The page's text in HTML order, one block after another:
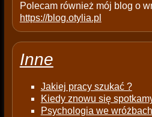
Polecam również mój blog o
https://blog.otylia.pl
Inne
Jakiej pracy szukać ?
Kiedy znowu się
Psychologia we wróżbach